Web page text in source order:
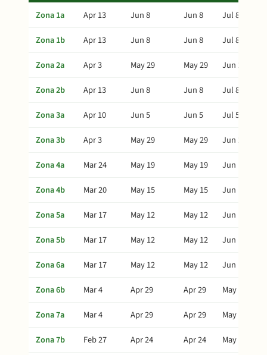
Zona 1a Apr 13 Jun 8 Jun 8
Jul 8
Zona 1b
Apr 13 Jun 8 Jun 8
Jul 8
Zona 2a
Apr 3 May 29 May 29
Jun 28
Zona 2b
Apr 13 Jun 8 Jun 8
Jul 8
Zona 3a
Apr 10 Jun 5 Jun 5
Jul 5
Zona 3b
Apr 3 May 29 May 29
Jun 28
Zona 4a
Mar 24 May 19 May 19
Jun 18
Zona 4b
Mar 20 May 15 May 15
Jun 14
Zona 5a
Mar 17 May 12 May 12
Jun 11
Zona 5b
Mar 17 May 12 May 12
Jun 11
Zona 6a
Mar 17 May 12 May 12
Jun 11
Zona 6b
Mar 4 Apr 29 Apr 29
May 29
Zona 7a
Mar 4 Apr 29 Apr 29
May 29
Zona 7b
Feb 27 Apr 24 Apr 24 May 24